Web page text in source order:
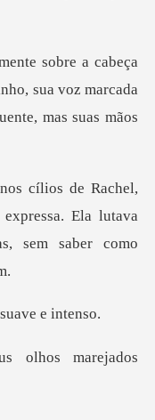
sua voz marcada
Ela lutava
olhos marejad